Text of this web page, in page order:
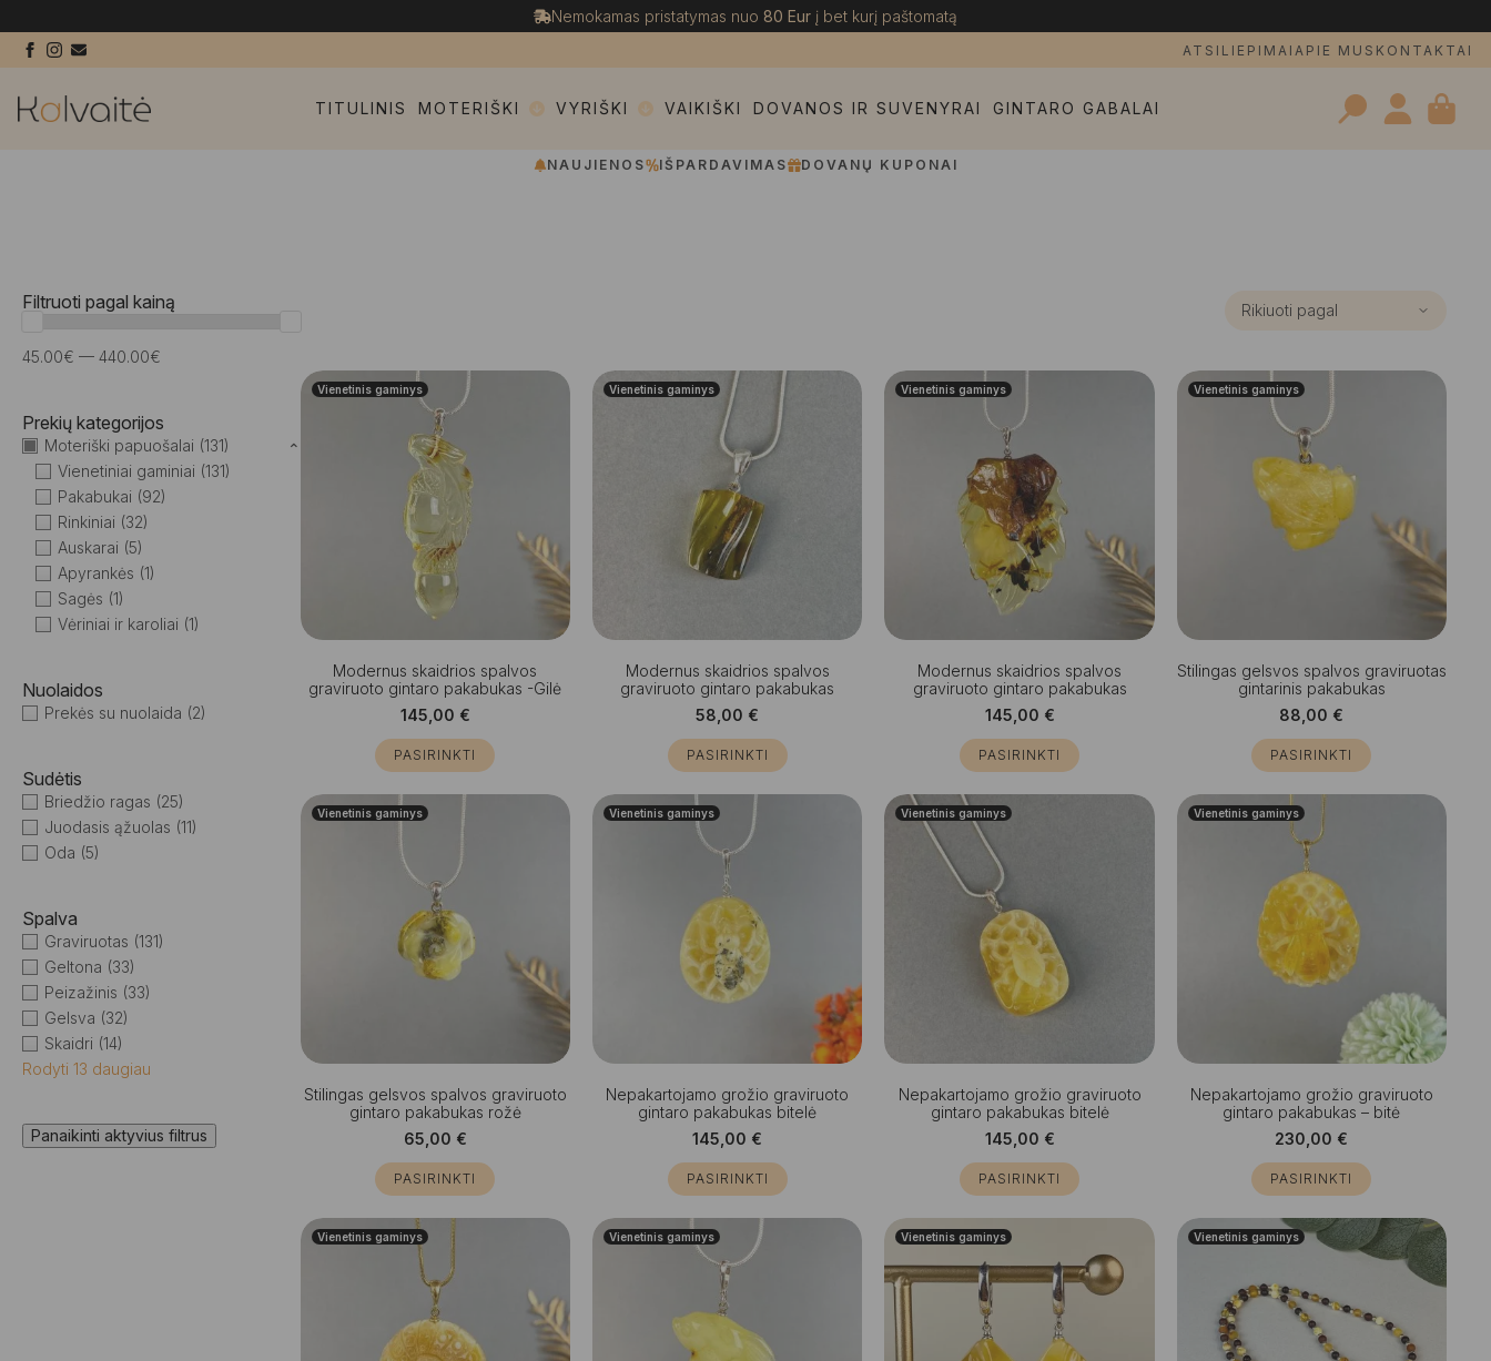
Nemokamas pristatymas nuo 80 Eur į bet kurį paštomatą
ATSILIEPIMAI APIE MUS KONTAKTAI
TITULINIS MOTERIŠKI VYRIŠKI VAIKIŠKI DOVANOS IR SUVENYRAI GINTARO GABALAI
NAUJIENOS IŠPARDAVIMAS DOVANŲ KUPONAI
Filtruoti pagal kainą
45.00€ — 440.00€
Prekių kategorijos
Moteriški papuošalai (131)
⌃
Vienetiniai gaminiai (131)
Pakabukai (92)
Rinkiniai (32)
Auskarai (5)
Apyrankės (1)
Sagės (1)
Vėriniai ir karoliai (1)
Nuolaidos
Prekės su nuolaida (2)
Sudėtis
Briedžio ragas (25)
Juodasis ąžuolas (11)
Oda (5)
Spalva
Graviruotas (131)
Geltona (33)
Peizažinis (33)
Gelsva (32)
Skaidri (14)
Rodyti 13 daugiau
Panaikinti aktyvius filtrus
Vienetinis gaminys
Modernus skaidrios spalvos
graviruoto gintaro pakabukas -Gilė
145,00 €
PASIRINKTI
Vienetinis gaminys
Modernus skaidrios spalvos
graviruoto gintaro pakabukas
58,00 €
PASIRINKTI
Vienetinis gaminys
Modernus skaidrios spalvos
graviruoto gintaro pakabukas
145,00 €
PASIRINKTI
Vienetinis gaminys
Stilingas gelsvos spalvos graviruotas
gintarinis pakabukas
88,00 €
PASIRINKTI
Vienetinis gaminys
Stilingas gelsvos spalvos graviruoto
gintaro pakabukas rožė
65,00 €
PASIRINKTI
Vienetinis gaminys
Nepakartojamo grožio graviruoto
gintaro pakabukas bitelė
145,00 €
PASIRINKTI
Vienetinis gaminys
Nepakartojamo grožio graviruoto
gintaro pakabukas bitelė
145,00 €
PASIRINKTI
Vienetinis gaminys
Nepakartojamo grožio graviruoto
gintaro pakabukas – bitė
230,00 €
PASIRINKTI
Vienetinis gaminys Vienetinis gaminys Vienetinis gaminys Vienetinis gaminys